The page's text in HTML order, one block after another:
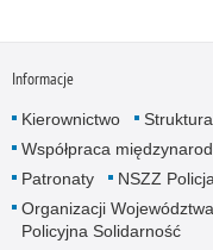
Informacje
Kierownictwo
Współpraca
Patronaty
NSZZ
Organizacji
Policyjna Solidarność